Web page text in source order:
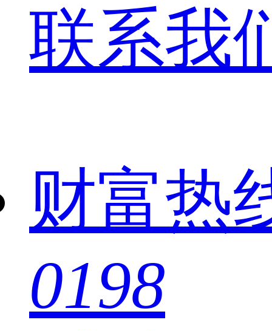
联系我
财富热
0198